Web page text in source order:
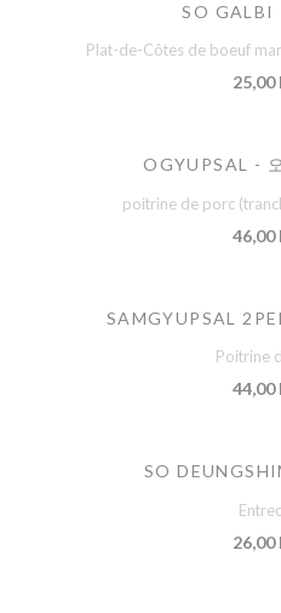
SO GALBI
Plat-de-Côtes de boeuf
25,00
OGYUPSAL -
poitrine de porc
46,00
SAMGYUPSAL
Poitrine
44,00
SO
26,00